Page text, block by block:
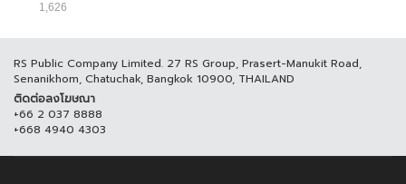
1,626
RS Public Company Limited. 27 RS Group, Prasert-Manukit Road,
Senanikhom, Chatuchak, Bangkok 10900, THAILAND
ติดต่อลงโฆษณา
+66 2 037 8888
+668 4940 4303